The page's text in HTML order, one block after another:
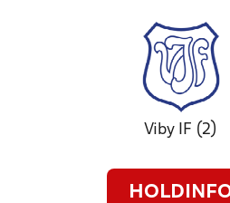
Viby IF (2)